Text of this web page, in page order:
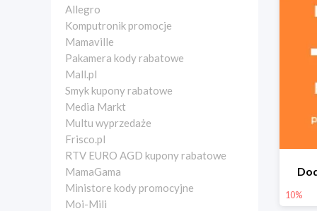
Allegro
Komputronik promocje
Mamaville
Pakamera kody rabatowe
Mall.pl
Smyk kupony rabatowe
Media Markt
Multu wyprzedaże
Frisco.pl
RTV EURO AGD kupony rabatowe
MamaGama
Ministore kody promocyjne
Moi-Mili
10%